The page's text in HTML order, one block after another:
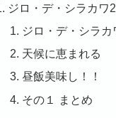
ジロ・デ・シラカワ
ジロ・デ・シラ
天候に恵まれる
昼飯美味し！！
その１ まとめ